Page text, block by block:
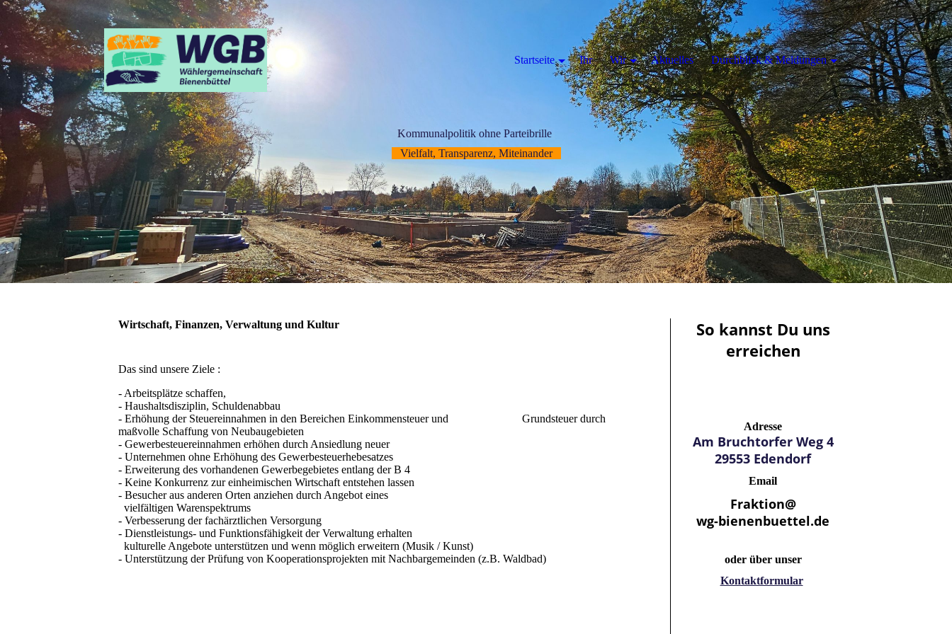
Wirtschaft, Finanzen, Verwaltung und Kultur
Das sind unsere Ziele :
- Arbeitsplätze schaffen,
- Haushaltsdisziplin, Schuldenabbau
- Erhöhung der Steuereinnahmen in den Bereichen Einkommensteuer und Grundsteuer durch
maßvolle Schaffung von Neubaugebieten
- Gewerbesteuereinnahmen erhöhen durch Ansiedlung neuer
- Unternehmen ohne Erhöhung des Gewerbesteuerhebesatzes
- Erweiterung des vorhandenen Gewerbegebietes entlang der B 4
- Keine Konkurrenz zur einheimischen Wirtschaft entstehen lassen
- Besucher aus anderen Orten anziehen durch Angebot eines
vielfältigen Warenspektrums
- Verbesserung der fachärztlichen Versorgung
- Dienstleistungs- und Funktionsfähigkeit der Verwaltung erhalten
kulturelle Angebote unterstützen und wenn möglich erweitern (Musik / Kunst)
- Unterstützung der Prüfung von Kooperationsprojekten mit Nachbargemeinden (z.B. Waldbad)
So kannst Du uns
erreichen
Adresse
Am Bruchtorfer Weg 4
29553 Edendorf
Email
Fraktion@
wg-bienenbuettel.de
oder über unser
Kontaktformular
Kommunalpolitik ohne Parteibrille
Vielfalt, Transparenz, Miteinander
Startseite Ihr Wir Aktuelles Durchblick & Meldungen